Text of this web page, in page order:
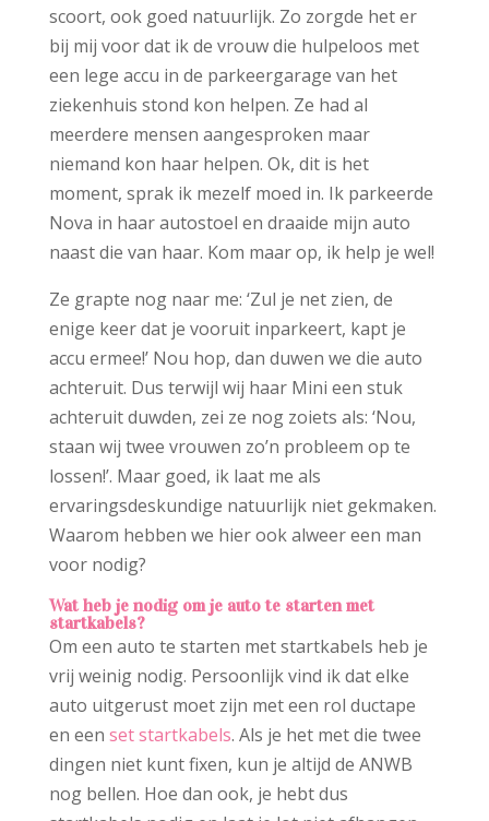
scoort, ook goed natuurlijk. Zo zorgde het er
bij mij voor dat ik de vrouw die hulpeloos met
een lege accu in de parkeergarage van het
ziekenhuis stond kon helpen. Ze had al
meerdere mensen aangesproken maar
niemand kon haar helpen. Ok, dit is het
moment, sprak ik mezelf moed in. Ik parkeerde
Nova in haar autostoel en draaide mijn auto
naast die van haar. Kom maar op, ik help je wel!
Ze grapte nog naar me: ‘Zul je net zien, de
enige keer dat je vooruit inparkeert, kapt je
accu ermee!’ Nou hop, dan duwen we die auto
achteruit. Dus terwijl wij haar Mini een stuk
achteruit duwden, zei ze nog zoiets als: ‘Nou,
staan wij twee vrouwen zo’n probleem op te
lossen!’. Maar goed, ik laat me als
ervaringsdeskundige natuurlijk niet gekmaken.
Waarom hebben we hier ook alweer een man
voor nodig?
Wat heb je nodig om je auto te starten met
startkabels?
Om een auto te starten met startkabels heb je
vrij weinig nodig. Persoonlijk vind ik dat elke
auto uitgerust moet zijn met een rol ductape
en een setstartkabels. Als je het met die twee
dingen niet kunt fixen, kun je altijd de ANWB
nog bellen. Hoe dan ook, je hebt dus